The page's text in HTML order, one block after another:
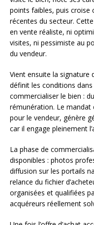
points faibles, puis croise
récentes du secteur.
en vente réaliste, ni
visites, ni pessimiste au
du vendeur.
Vient ensuite la signature
définit les conditions dans
commercialiser le bien :
rémunération. Le mandat
pour le vendeur, génère
car il engage pleinement
La phase de
disponibles : photos
diffusion sur les portails
relance du fichier
organisées et qualifiées
acquéreurs réellement